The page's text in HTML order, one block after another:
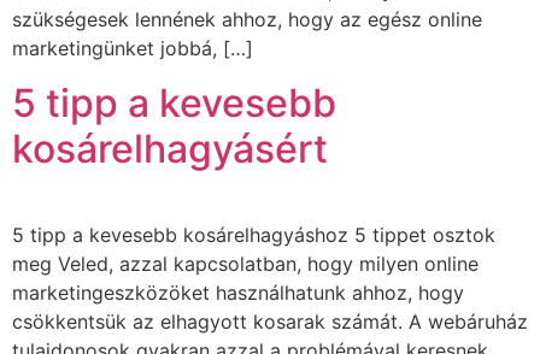
szükségesek lennének ahhoz, hogy az egész online
marketingünket jobbá, […]
5 tipp a kevesebb
kosárelhagyásért
5 tipp a kevesebb kosárelhagyáshoz 5 tippet osztok
meg Veled, azzal kapcsolatban, hogy milyen online
marketingeszközöket használhatunk ahhoz, hogy
csökkentsük az elhagyott kosarak számát. A webáruház